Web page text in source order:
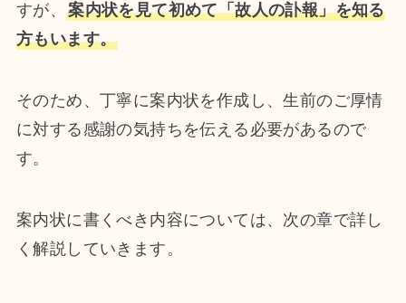
すが、案内状を見て初めて「故人の訃報」を知る
方もいます。
そのため、丁寧に案内状を作成し、生前のご厚情
に対する感謝の気持ちを伝える必要があるので
す。
案内状に書くべき内容については、次の章で詳し
く解説していきます。